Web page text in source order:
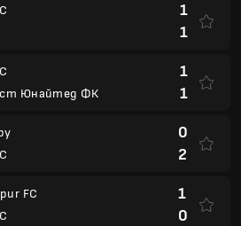
1
1
Юнайтед ФК
1
1
0
2
FC
1
0